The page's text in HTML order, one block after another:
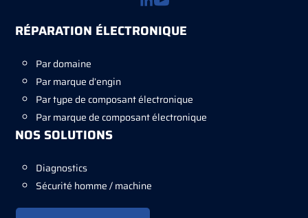
RÉPARATION ÉLECTRONIQUE
Par domaine
Par marque d’engin
Par type de composant électronique
Par marque de composant électronique
NOS SOLUTIONS
Diagnostics
Sécurité homme / machine